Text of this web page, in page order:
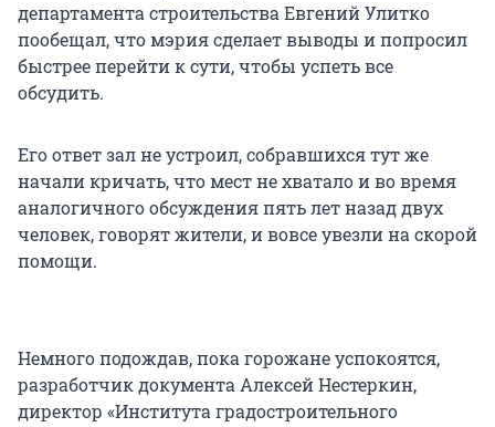
департамента строительства Евгений Улитко
пообещал, что мэрия сделает выводы и попросил
быстрее перейти к сути, чтобы успеть все
обсудить.
Его ответ зал не устроил, собравшихся тут же
начали кричать, что мест не хватало и во время
аналогичного обсуждения пять лет назад двух
человек, говорят жители, и вовсе увезли на скорой
помощи.
Немного подождав, пока горожане успокоятся,
разработчик документа Алексей Нестеркин,
директор «Института градостроительного